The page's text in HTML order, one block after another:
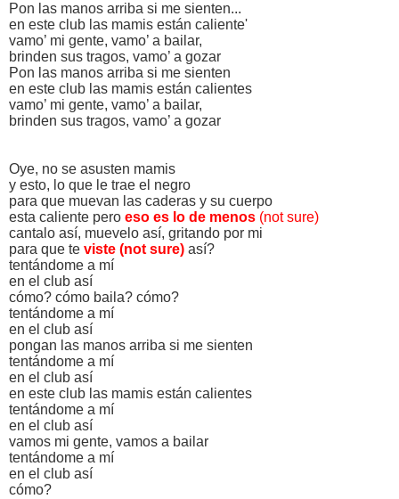
Pon las manos arriba si me sienten...
en este club las mamis están caliente'
vamo’ mi gente, vamo’ a bailar,
brinden sus tragos, vamo’ a gozar
Pon las manos arriba si me sienten
en este club las mamis están calientes
vamo’ mi gente, vamo’ a bailar,
brinden sus tragos, vamo’ a gozar
Oye, no se asusten mamis
y esto, lo que le trae el negro
para que muevan las caderas y su cuerpo
esta caliente pero eso es lo de menos (not sure)
cantalo así, muevelo así, gritando por mi
para que te viste (not sure) así?
tentándome a mí
en el club así
cómo? cómo baila? cómo?
tentándome a mí
en el club así
pongan las manos arriba si me sienten
tentándome a mí
en el club así
en este club las mamis están calientes
tentándome a mí
en el club así
vamos mi gente, vamos a bailar
tentándome a mí
en el club así
cómo?